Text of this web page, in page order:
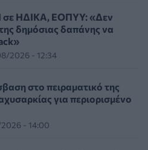
κατά της διασποράς
16:16
που εξασφαλίζουν 13
σε ΗΔΙΚΑ, ΕΟΠΥΥ: «Δεν
δημόσιας δαπάνης να
2026 - 12:34
στο πειραματικό της
για περιορισμένο
- 14:00